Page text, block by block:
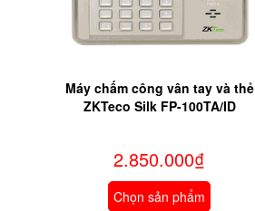
Máy chấm công vân tay và thẻ
ZKTeco Silk FP-100TA/ID
2.850.000₫
Chọn sản phẩm